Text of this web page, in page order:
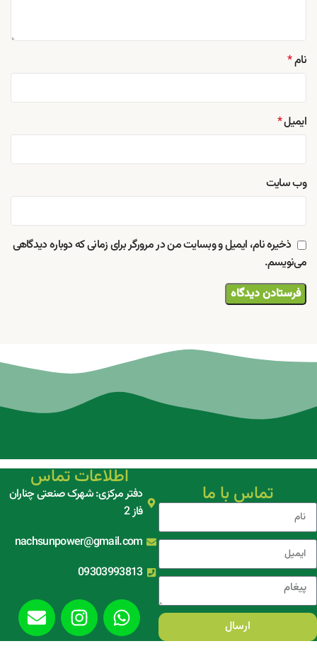
نام*
ایمیل*
وب‌ سایت
ذخیره نام، ایمیل و وبسایت من در مرورگر برای زمانی که دوباره دیدگاهی
می‌نویسم.
تماس با ما
ارسال
اطلاعات تماس
دفتر مرکزی: شهرک صنعتی چناران
فاز 2
nachsunpower@gmail.com
09303993813